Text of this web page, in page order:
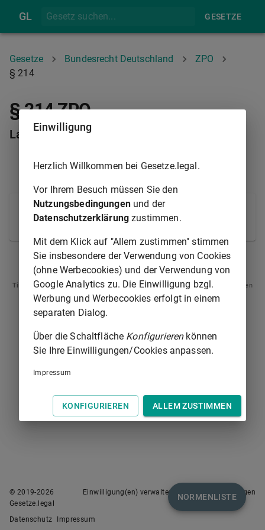
GL GESETZE
Gesetze Bundesrecht Deutschland
ZPO
§ 214
§ 214 ZPO
Ladung zum Termin
Die Ladung zu einem Termin wird von Amts wegen
veranlasst.
§ 195 § 215
Tipp
: Swipen Sie auf dem Bildschirm links oder rechts zur Navigation zwischen
Normen.
NORMENLISTE
© 2019-2026
Gesetze.legal
Einwilligung(en) verwalten Nutzungsbedingungen
Datenschutz Impressum
Einwilligung
Herzlich Willkommen bei Gesetze.legal.
Vor Ihrem Besuch müssen Sie den
Nutzungsbedingungenund der
Datenschutzerklärung zustimmen.
Mit dem Klick auf "Allem zustimmen" stimmen
Sie insbesondere der Verwendung von Cookies
(ohne Werbecookies) und der Verwendung von
Google Analytics zu. Die Einwilligung bzgl.
Werbung und Werbecookies erfolgt in einem
separaten Dialog.
Über die Schaltfläche Konfigurierenkönnen
Sie Ihre Einwilligungen/Cookies anpassen.
Impressum
KONFIGURIEREN ALLEM ZUSTIMMEN